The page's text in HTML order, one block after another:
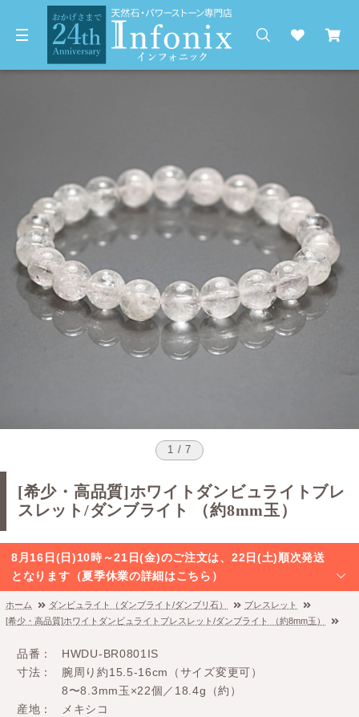
1 / 7
[希少・高品質]ホワイトダンビュライトブレ
スレット/ダンブライト （約8mm玉）
8月16日(日)10時～21日(金)のご注文は、22日(土)順次発送
となります（夏季休業の詳細はこちら）
ホーム ダンビュライト（ダンブライト/ダンブリ石）
ブレスレット
[希少・高品質]ホワイトダンビュライトブレスレット/ダンブライト （約8mm玉）
品番
HWDU-BR0801IS
寸法
腕周り約15.5-16cm（サイズ変更可）
8〜8.3mm玉×22個／18.4g（約）
産地
メキシコ